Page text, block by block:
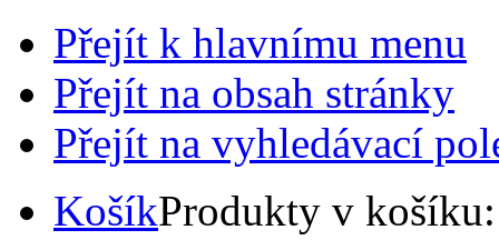
Přejít k hlavnímu menu
Přejít na obsah stránky
Přejít na vyhledávací
KošíkProdukty v